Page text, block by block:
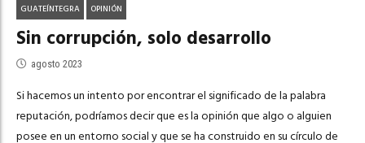
GUATEÍNTEGRA OPINIÓN
Sin corrupción, solo desarrollo
agosto 2023
Si hacemos un intento por encontrar el significado de la palabra
reputación, podríamos decir que es la opinión que algo o alguien
posee en un entorno social y que se ha construido en su círculo de